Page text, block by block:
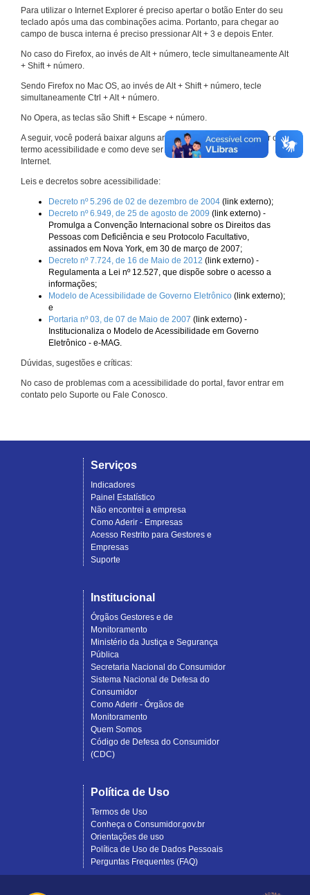
Para utilizar o Internet Explorer é preciso apertar o botão Enter do seu
teclado após uma das combinações acima. Portanto, para chegar ao
campo de busca interna é preciso pressionar Alt + 3 e depois Enter.
No caso do Firefox, ao invés de Alt + número, tecle simultaneamente Alt
+ Shift + número.
Sendo Firefox no Mac OS, ao invés de Alt + Shift + número, tecle
simultaneamente Ctrl + Alt + número.
No Opera, as teclas são Shift + Escape + número.
A seguir, você poderá baixar alguns arquivos que explicam melhor o
termo acessibilidade e como deve ser implementado nos sites da
Internet.
Leis e decretos sobre acessibilidade:
Decreto nº 5.296 de 02 de dezembro de 2004 (link externo);
Decreto nº 6.949, de 25 de agosto de 2009 (link externo) -
Promulga a Convenção Internacional sobre os Direitos das
Pessoas com Deficiência e seu Protocolo Facultativo,
assinados em Nova York, em 30 de março de 2007;
Decreto nº 7.724, de 16 de Maio de 2012 (link externo) -
Regulamenta a Lei nº 12.527, que dispõe sobre o acesso a
informações;
Modelo de Acessibilidade de Governo Eletrônico (link externo);
e
Portaria nº 03, de 07 de Maio de 2007 (link externo) -
Institucionaliza o Modelo de Acessibilidade em Governo
Eletrônico - e-MAG.
Dúvidas, sugestões e críticas:
No caso de problemas com a acessibilidade do portal, favor entrar em
contato pelo Suporte ou Fale Conosco.
Serviços
Indicadores
Painel Estatístico
Não encontrei a empresa
Como Aderir - Empresas
Acesso Restrito para Gestores e
Empresas
Suporte
Institucional
Órgãos Gestores e de
Monitoramento
Ministério da Justiça e Segurança
Pública
Secretaria Nacional do Consumidor
Sistema Nacional de Defesa do
Consumidor
Como Aderir - Órgãos de
Monitoramento
Quem Somos
Código de Defesa do Consumidor
(CDC)
Política de Uso
Termos de Uso
Conheça o Consumidor.gov.br
Orientações de uso
Política de Uso de Dados Pessoais
Perguntas Frequentes (FAQ)